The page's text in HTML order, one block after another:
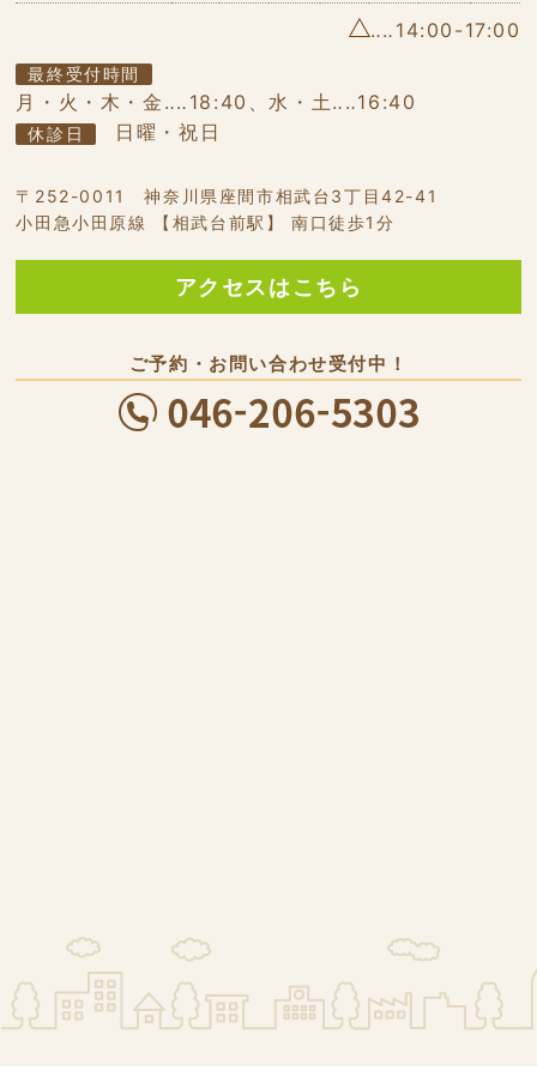
‥‥14:00-17:00
最終受付時間
月・火・木・金‥‥18:40、水・土‥‥16:40
休診日 日曜・祝日
〒252-0011 神奈川県座間市相武台3丁目42-41
小田急小田原線 【相武台前駅】 南口徒歩1分
アクセスはこちら
ご予約・お問い合わせ受付中！